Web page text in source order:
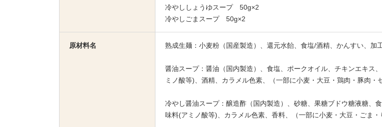
冷やししょうゆスープ 50g×2
冷やしごまスープ 50g×2
原材料名 熟成生麺：小麦粉（国産製造）、還元水飴、食塩/酒精、かんすい、加
醤油スープ：醤油（国内製造）、食塩、ポークオイル、チキンエキス
ミノ酸等)、酒精、カラメル色素、（一部に小麦・大豆・鶏肉・豚肉・
冷やし醤油スープ：醸造酢（国内製造）、砂糖、果糖ブドウ糖液糖、
味料(アミノ酸等)、カラメル色素、香料、（一部に小麦・大豆・ごま・